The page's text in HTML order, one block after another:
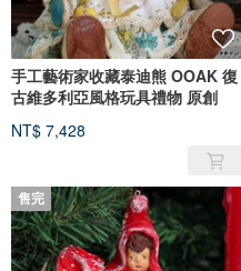
手工藝術家收藏泰迪熊 OOAK 復
古維多利亞風格玩具禮物 原創
NT$ 7,428
售完